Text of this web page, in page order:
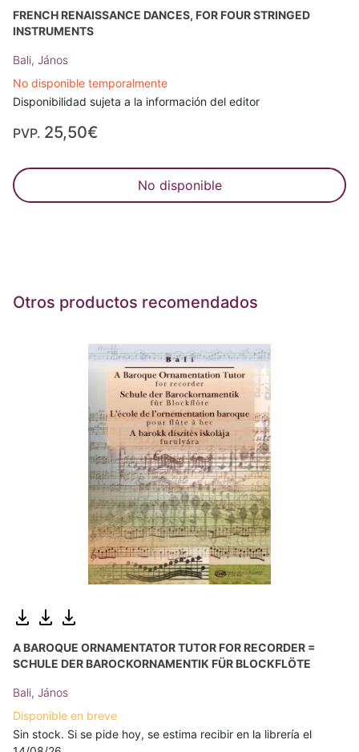
FRENCH RENAISSANCE DANCES, FOR FOUR STRINGED
INSTRUMENTS
Bali, János
No disponible temporalmente
Disponibilidad sujeta a la información del editor
PVP. 25,50€
No disponible
Otros productos recomendados
A BAROQUE ORNAMENTATOR TUTOR FOR RECORDER =
SCHULE DER BAROCKORNAMENTIK FÜR BLOCKFLÖTE
Bali, János
Disponible en breve
Sin stock. Si se pide hoy, se estima recibir en la librería el